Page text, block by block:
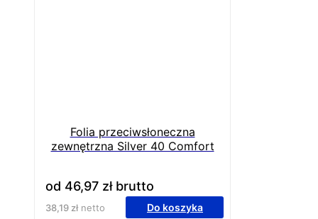
Folia przeciwsłoneczna
zewnętrzna Silver 40 Comfort
od 46,97 złbrutto
38,19 złnetto Do koszyka